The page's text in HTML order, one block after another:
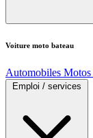
Voiture moto bateau
Automobiles Motos
Emploi / services